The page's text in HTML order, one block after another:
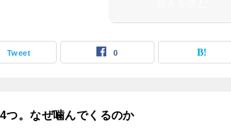
Tweet 0
つ。なぜ噛んでくるのか